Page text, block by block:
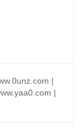
|
|